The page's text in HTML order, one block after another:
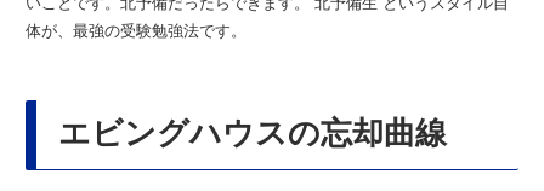
体が、最強の受験勉強法です。
エビングハウスの忘却曲線